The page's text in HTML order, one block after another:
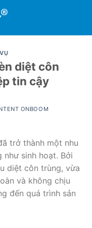
diệt côn
tin cậy
ONBOOM
trở thành một nhu
sinh hoạt. Bởi
diệt côn trùng, vừa
và không chịu
đến quá trình sản